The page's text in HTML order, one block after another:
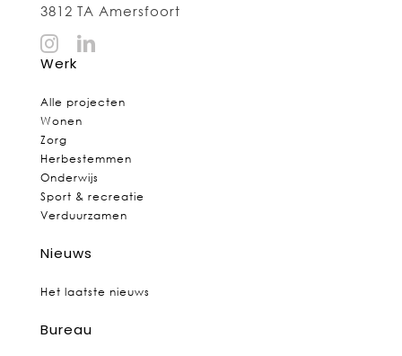
3812 TA Amersfoort
Werk
Alle projecten
Wonen
Zorg
Herbestemmen
Onderwijs
Sport & recreatie
Verduurzamen
Nieuws
Het laatste nieuws
Bureau